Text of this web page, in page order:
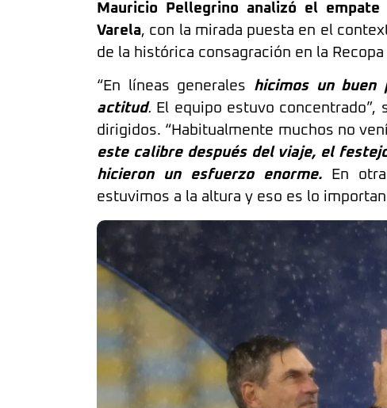
Mauricio Pellegrino analizó el
Varela, con la mirada puesta en el
de la histórica consagración en la
“En líneas generales hicimos un buen
actitud. El equipo estuvo
dirigidos. “Habitualmente muchos no
este calibre después del viaje, el
hicieron un esfuerzo enorme.
En
estuvimos a la altura y eso es lo